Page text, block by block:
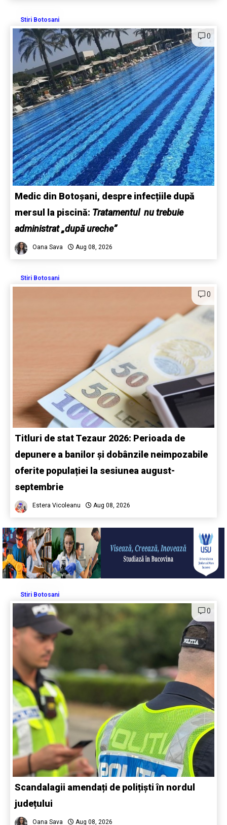
Stiri Botosani
0
Medic din Botoșani, despre infecțiile după
mersul la piscină: Tratamentul nu trebuie
administrat „după ureche”
Oana Sava Aug 08, 2026
Stiri Botosani
0
Titluri de stat Tezaur 2026: Perioada de
depunere a banilor și dobânzile neimpozabile
oferite populației la sesiunea august-
septembrie
Estera Vicoleanu Aug 08, 2026
Stiri Botosani
0
Scandalagii amendați de polițiști în nordul
județului
Oana Sava Aug 08, 2026